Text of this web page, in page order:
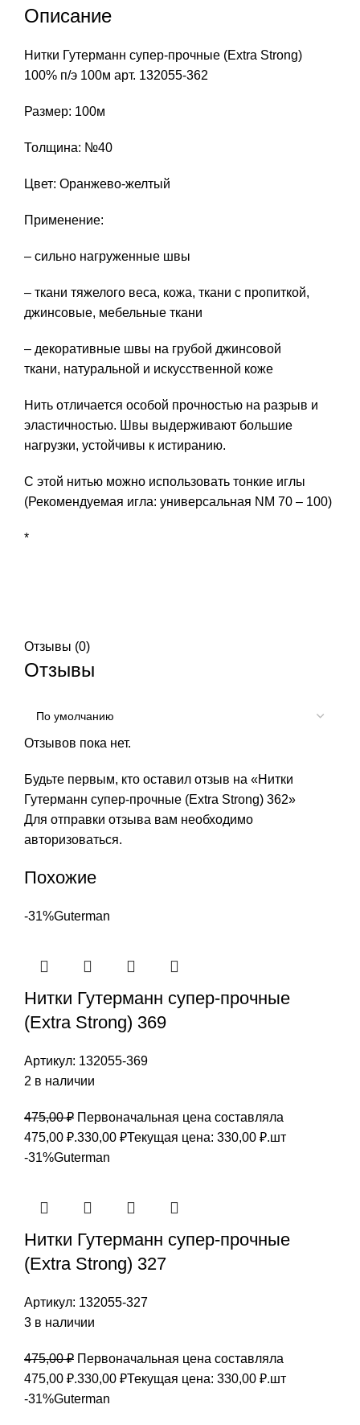
Описание
Нитки Гутерманн супер-прочные (Extra Strong)
100% п/э 100м арт. 132055-362
Размер: 100м
Толщина: №40
Цвет: Оранжево-желтый
Применение:
– сильно нагруженные швы
– ткани тяжелого веса, кожа, ткани с пропиткой,
джинсовые, мебельные ткани
– декоративные швы на грубой джинсовой
ткани, натуральной и искусственной коже
Нить отличается особой прочностью на разрыв и
эластичностью. Швы выдерживают большие
нагрузки, устойчивы к истиранию.
С этой нитью можно использовать тонкие иглы
(Рекомендуемая игла: универсальная NM 70 – 100)
*
Отзывы (0)
Отзывы
Отзывов пока нет.
Будьте первым, кто оставил отзыв на «Нитки
Гутерманн супер-прочные (Extra Strong) 362»
Для отправки отзыва вам необходимо
авторизоваться.
Похожие
-31%Guterman
Нитки Гутерманн супер-прочные
(Extra Strong) 369
Артикул: 132055-369
2 в наличии
475,00₽ Первоначальная цена составляла
475,00 ₽.330,00 ₽Текущая цена: 330,00 ₽.шт
-31%Guterman
Нитки Гутерманн супер-прочные
(Extra Strong) 327
Артикул: 132055-327
3 в наличии
475,00₽ Первоначальная цена составляла
475,00 ₽.330,00 ₽Текущая цена: 330,00 ₽.шт
-31%Guterman